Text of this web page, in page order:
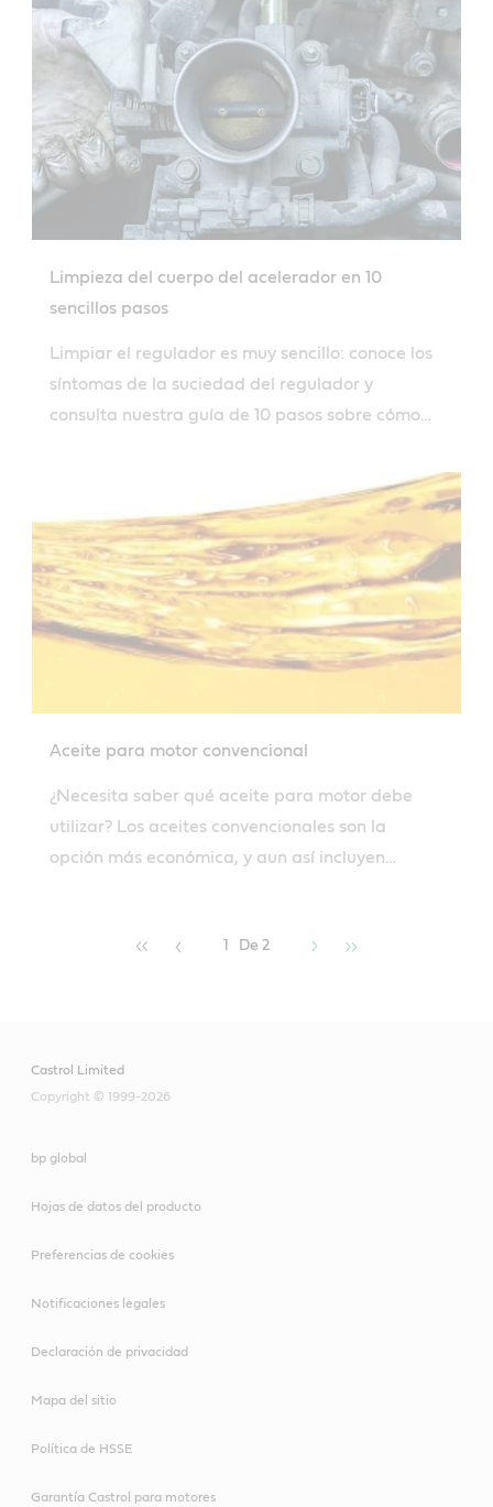
Limpieza del cuerpo del acelerador en 10
sencillos pasos
Limpiar el regulador es muy sencillo: conoce los
síntomas de la suciedad del regulador y
consulta nuestra guía de 10 pasos sobre cómo
Aceite para motor convencional
¿Necesita saber qué aceite para motor debe
utilizar? Los aceites convencionales son la
opción más económica, y aun así incluyen
1 De 2
Castrol Limited
Copyright © 1999-2026
bp global
Hojas de datos del producto
Preferencias de cookies
Notificaciones legales
Declaración de privacidad
Mapa del sitio
Política de HSSE
Garantía Castrol para motores